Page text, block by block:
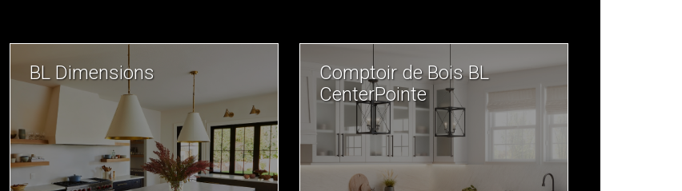
BL Dimensions
Comptoir de Bois BL
CenterPointe